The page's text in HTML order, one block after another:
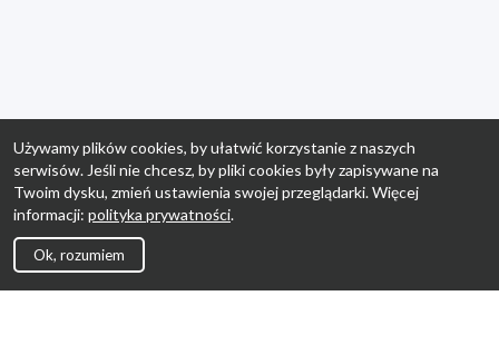
Używamy plików cookies, by ułatwić korzystanie z naszych
serwisów. Jeśli nie chcesz, by pliki cookies były zapisywane na
Twoim dysku, zmień ustawienia swojej przeglądarki. Więcej
informacji: polityka prywatności.
Ok, rozumiem